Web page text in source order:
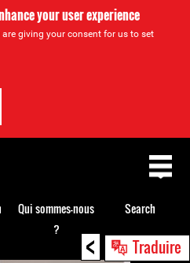
your user experience
giving your consent for us to set
< Traduire
Qui sommes-nous
?
Search